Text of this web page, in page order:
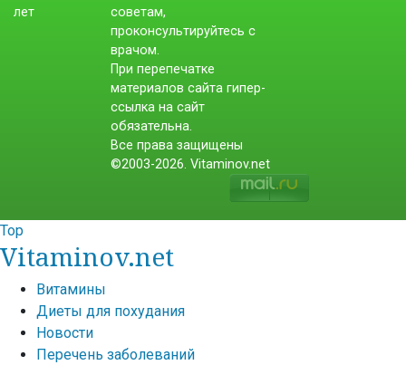
советам,
проконсультируйтесь с
врачом.
При перепечатке
материалов сайта гипер-
ссылка на сайт
обязательна.
Все права защищены
©2003-2026. Vitaminov.net
Top
Vitaminov.net
Витамины
Диеты для похудания
Новости
Перечень заболеваний